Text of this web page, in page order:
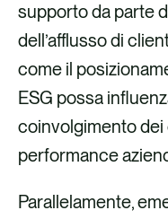
supporto da parte
dell’afflusso di
come il
ESG possa
coinvolgimento
performance
Parallelamente,